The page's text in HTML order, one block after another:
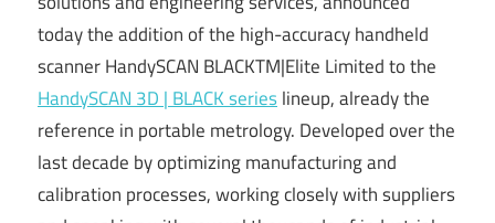
today the addition of the high-accuracy handheld
scanner HandySCAN BLACKTM|Elite Limited to the
HandySCAN 3D | BLACK serieslineup, already the
reference in portable metrology. Developed over the
last decade by optimizing manufacturing and
calibration processes, working closely with suppliers